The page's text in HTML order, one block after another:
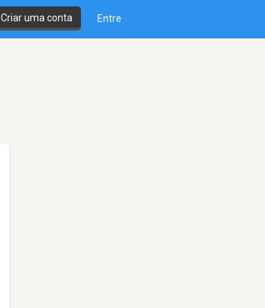
Criar uma conta Entre